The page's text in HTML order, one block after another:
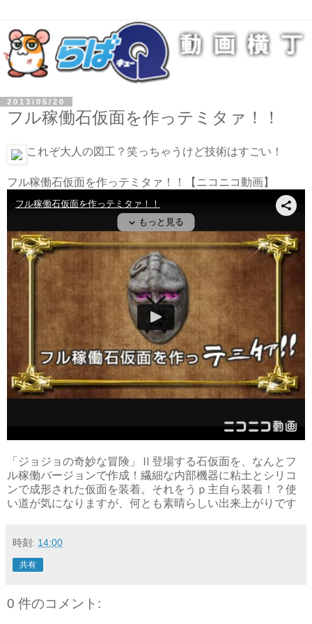
2013/05/20
フル稼働石仮面を作っテミタァ！！
これぞ大人の図工？笑っちゃうけど技術はすごい！
フル稼働石仮面を作っテミタァ！！ 【ニコニコ動画】
「ジョジョの奇妙な冒険」Ⅱ登場する石仮面を、なんとフ
ル稼働バージョンで作成！繊細な内部機器に粘土とシリコ
ンで成形された仮面を装着。それをうｐ主自ら装着！？使
い道が気になりますが、何とも素晴らしい出来上がりです
時刻: 14:00
共有
0 件のコメント: